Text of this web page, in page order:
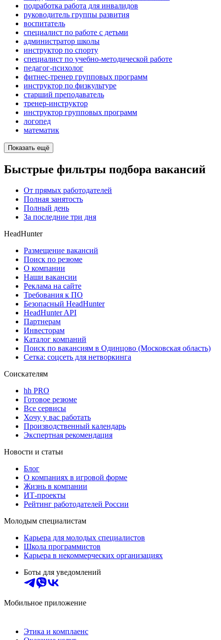
подработка работа для инвалидов
руководитель группы развития
воспитатель
специалист по работе с детьми
администратор школы
инструктор по спорту
специалист по учебно-методической работе
педагог-психолог
фитнес-тренер групповых программ
инструктор по физкультуре
старший преподаватель
тренер-инструктор
инструктор групповых программ
логопед
математик
Показать ещё
Быстрые фильтры подбора вакансий
От прямых работодателей
Полная занятость
Полный день
За последние три дня
HeadHunter
Размещение вакансий
Поиск по резюме
О компании
Наши вакансии
Реклама на сайте
Требования к ПО
Безопасный HeadHunter
HeadHunter API
Партнерам
Инвесторам
Каталог компаний
Поиск по вакансиям в Одинцово (Московская область)
Сетка: соцсеть для нетворкинга
Соискателям
hh PRO
Готовое резюме
Все сервисы
Хочу у вас работать
Производственный календарь
Экспертная рекомендация
Новости и статьи
Блог
О компаниях в игровой форме
Жизнь в компании
ИТ-проекты
Рейтинг работодателей России
Молодым специалистам
Карьера для молодых специалистов
Школа программистов
Карьера в некоммерческих организациях
Боты для уведомлений
Мобильное приложение
Этика и комплаенс